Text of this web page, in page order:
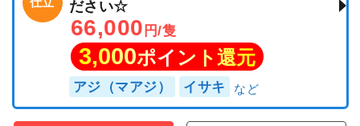
ださい☆
66,000 円/隻
3,000ポイント還元
アジ（マアジ） イサキ